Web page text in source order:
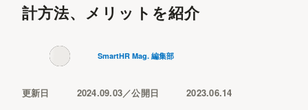
計方法、メリットを紹介
SmartHR Mag. 編集部
更新日 2024.09.03 公開日 2023.06.14